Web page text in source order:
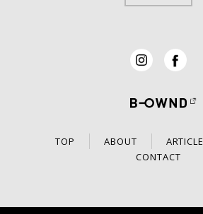
TOP ABOUT ARTICLE
CONTACT